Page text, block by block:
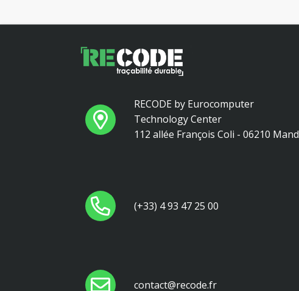
RECODE by Eurocomputer
Technology Center
112 allée François Coli - 06210
(+33) 4 93 47 25 00
contact@recode.fr